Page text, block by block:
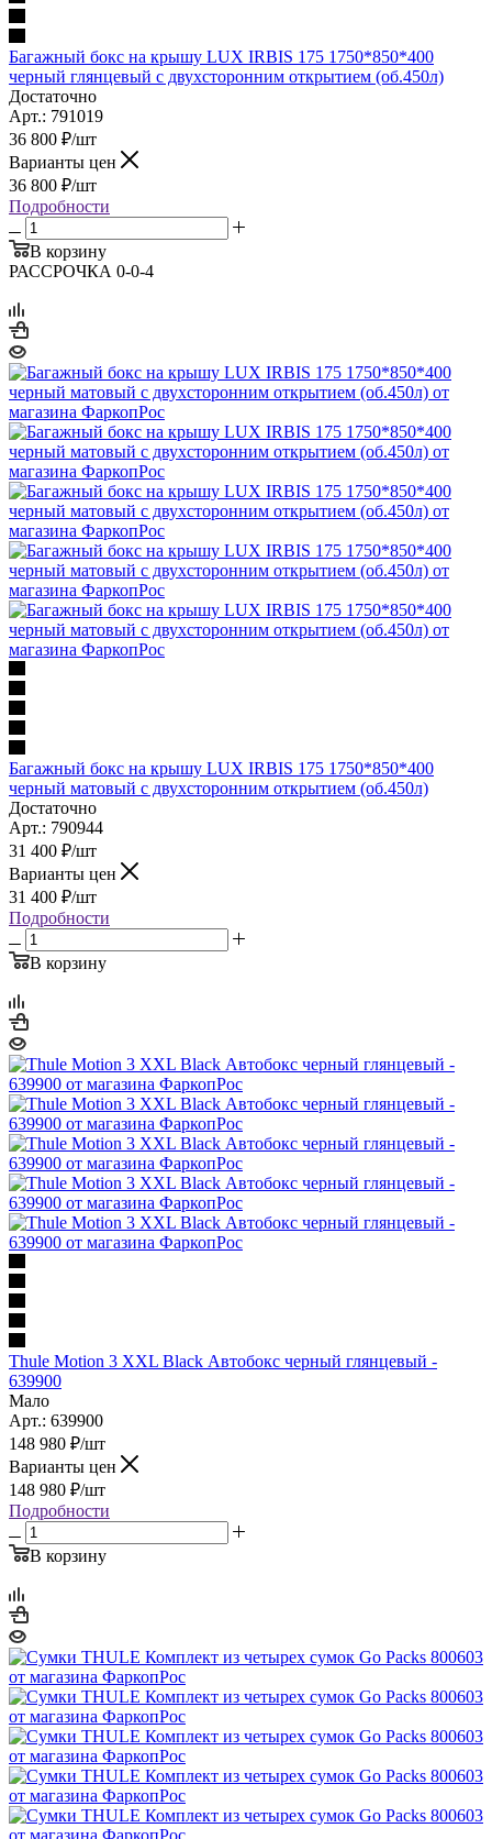
Багажный бокс на крышу LUX IRBIS 175 1750*850*400
черный глянцевый с двухсторонним открытием (об.450л)
Достаточно
Арт.: 791019
36 800 ₽/шт
Варианты цен
36 800 ₽/шт
Подробности
В корзину
РАССРОЧКА 0-0-4
Багажный бокс на крышу LUX IRBIS 175 1750*850*400
черный матовый с двухсторонним открытием (об.450л)
Достаточно
Арт.: 790944
31 400 ₽/шт
Варианты цен
31 400 ₽/шт
Подробности
В корзину
Thule Motion 3 XXL Black Автобокс черный глянцевый -
639900
Мало
Арт.: 639900
148 980 ₽/шт
Варианты цен
148 980 ₽/шт
Подробности
В корзину